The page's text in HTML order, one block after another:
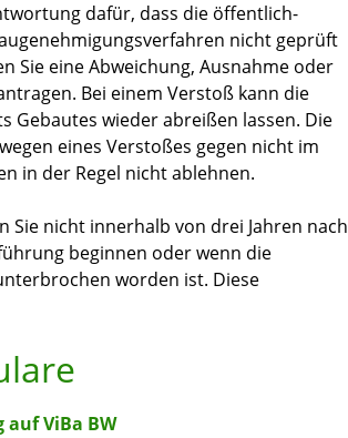
dafür, dass die öffentlich-
nicht geprüft
Sie eine Abweichung, Ausnahme oder
Bei einem Verstoß kann die
Gebautes wieder abreißen lassen. Die
eines Verstoßes gegen nicht im
in der Regel nicht ablehnen.
Sie nicht innerhalb von drei Jahren nach
beginnen oder wenn die
worden ist. Diese
ViBa BW